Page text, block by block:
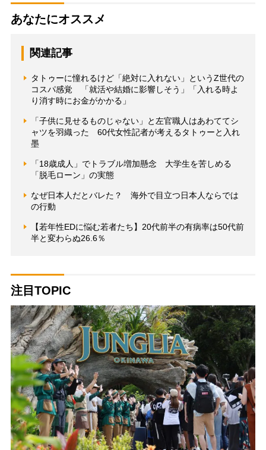
あなたにオススメ
関連記事
タトゥーに憧れるけど「絶対に入れない」というZ世代の
コスパ感覚 「就活や結婚に影響しそう」「入れる時よ
り消す時にお金がかかる」
「子供に見せるものじゃない」と左官職人はあわててシ
ャツを羽織った 60代女性記者が考えるタトゥーと入れ
墨
「18歳成人」でトラブル増加懸念 大学生を苦しめる
「脱毛ローン」の実態
なぜ日本人だとバレた？ 海外で目立つ日本人ならでは
の行動
【若年性EDに悩む若者たち】20代前半の有病率は50代前
半と変わらぬ26.6％
注目TOPIC